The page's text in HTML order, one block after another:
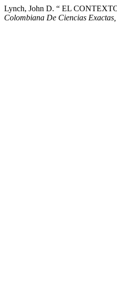
Lynch, John D. “ EL
Colombiana De Ciencias